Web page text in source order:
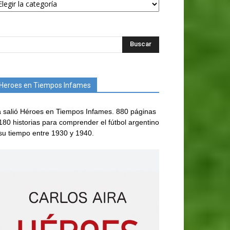
Heroes en Tiempos Infames
salió Héroes en Tiempos Infames. 880 páginas
historias para comprender el fútbol argentino
tiempo entre 1930 y 1940.